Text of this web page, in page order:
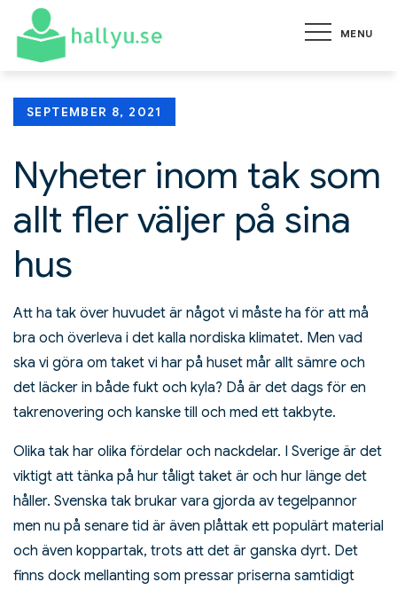
content
MENU
Allt du behöver veta om de
Posted
SEPTEMBER 8, 2021
Nyheter inom tak som
allt fler väljer på sina
hus
Att ha tak över huvudet är något vi måste ha för att må
bra och överleva i det kalla nordiska klimatet. Men vad
ska vi göra om taket vi har på huset mår allt sämre och
det läcker in både fukt och kyla? Då är det dags för en
takrenovering och kanske till och med ett takbyte.
Olika tak har olika fördelar och nackdelar. I Sverige är det
viktigt att tänka på hur tåligt taket är och hur länge det
håller. Svenska tak brukar vara gjorda av tegelpannor
men nu på senare tid är även plåttak ett populärt material
och även koppartak, trots att det är ganska dyrt. Det
finns dock mellanting som pressar priserna samtidigt